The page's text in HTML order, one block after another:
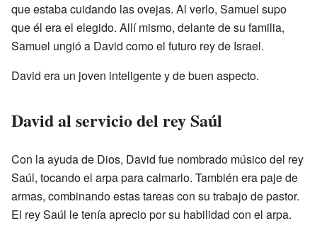
que estaba cuidando las ovejas. Al verlo, Samuel supo
que él era el elegido. Allí mismo, delante de su familia,
Samuel ungió a David como el futuro rey de Israel.
David era un joven inteligente y de buen aspecto.
David al servicio del rey Saúl
Con la ayuda de Dios, David fue nombrado músico del rey
Saúl, tocando el arpa para calmarlo. También era paje de
armas, combinando estas tareas con su trabajo de pastor.
El rey Saúl le tenía aprecio por su habilidad con el arpa.